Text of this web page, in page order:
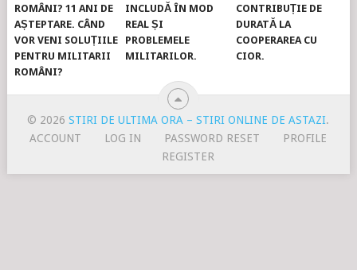
ROMÂNI? 11 ANI DE
AȘTEPTARE. CÂND
VOR VENI SOLUȚIILE
PENTRU MILITARII
ROMÂNI?
INCLUDĂ ÎN MOD
REAL ȘI
PROBLEMELE
MILITARILOR.
CONTRIBUȚIE DE
DURATĂ LA
COOPERAREA CU
CIOR.
© 2026STIRI DE ULTIMA ORA – STIRI ONLINE DE ASTAZI.
ACCOUNT
LOG IN PASSWORD RESET
PROFILE
REGISTER